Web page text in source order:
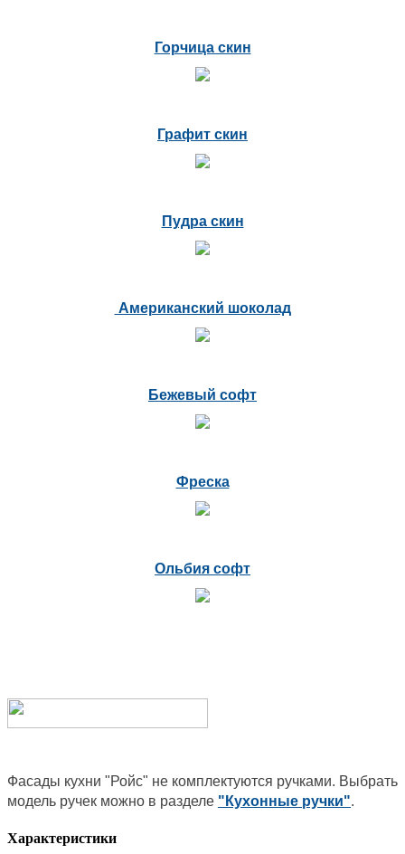
Горчица скин
Графит скин
Пудра скин
Американский шоколад
Бежевый софт
Фреска
Ольбия софт
Фасады кухни "Ройс" не комплектуются ручками. Выбрать
модель ручек можно в разделе "Кухонные ручки".
Характеристики